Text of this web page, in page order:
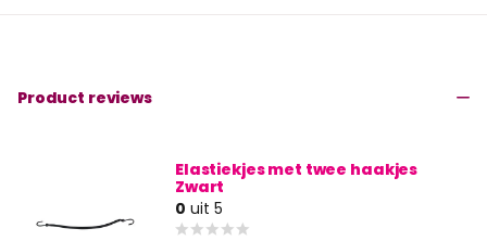
Product reviews
Elastiekjes met twee haakjes
Zwart
0 uit 5